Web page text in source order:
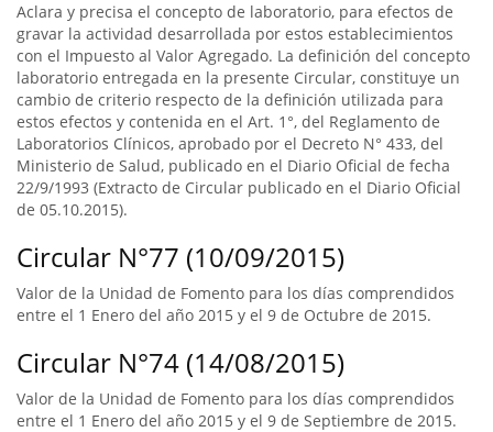
Aclara y precisa el concepto de laboratorio, para efectos de
gravar la actividad desarrollada por estos establecimientos
con el Impuesto al Valor Agregado. La definición del concepto
laboratorio entregada en la presente Circular, constituye un
cambio de criterio respecto de la definición utilizada para
estos efectos y contenida en el Art. 1°, del Reglamento de
Laboratorios Clínicos, aprobado por el Decreto N° 433, del
Ministerio de Salud, publicado en el Diario Oficial de fecha
22/9/1993 (Extracto de Circular publicado en el Diario Oficial
de 05.10.2015).
Circular N°77 (10/09/2015)
Valor de la Unidad de Fomento para los días comprendidos
entre el 1 Enero del año 2015 y el 9 de Octubre de 2015.
Circular N°74 (14/08/2015)
Valor de la Unidad de Fomento para los días comprendidos
entre el 1 Enero del año 2015 y el 9 de Septiembre de 2015.